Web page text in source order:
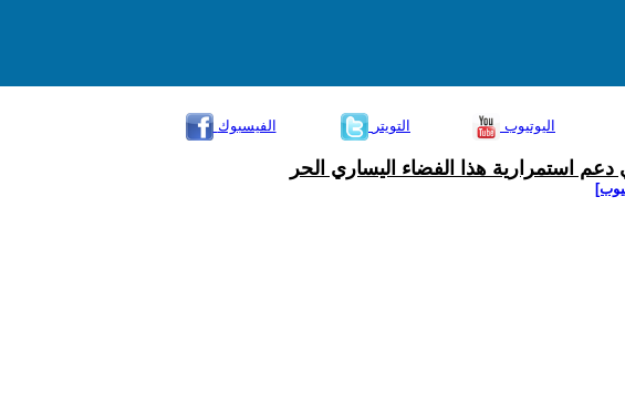
الفيسبوك
التويتر اليوتيوب
دعم استمرارية هذا الفضاء اليساري الحر